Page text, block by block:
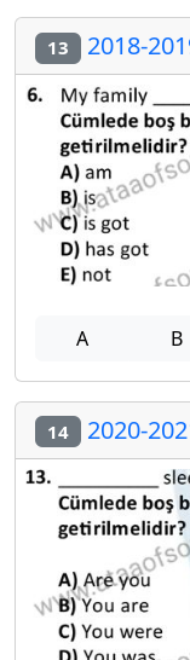
13 2018-
A B
14 2020-